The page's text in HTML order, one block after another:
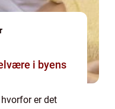
i byens
er det